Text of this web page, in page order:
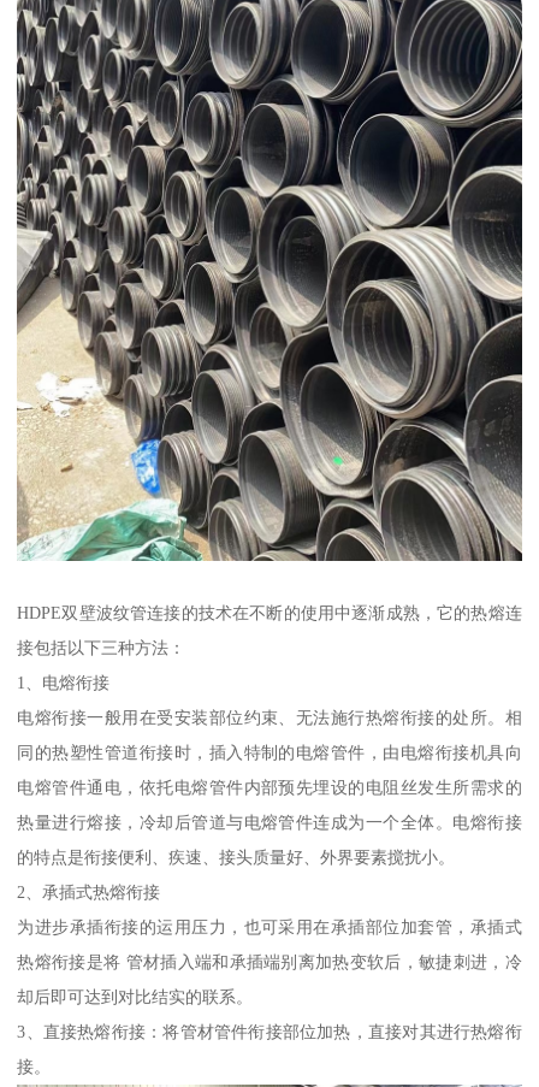
HDPE双壁波纹管连接的技术在不断的使用中逐渐成熟，它的热熔连
接包括以下三种方法：
1、电熔衔接
电熔衔接一般用在受安装部位约束、无法施行热熔衔接的处所。相
同的热塑性管道衔接时，插入特制的电熔管件，由电熔衔接机具向
电熔管件通电，依托电熔管件内部预先埋设的电阻丝发生所需求的
热量进行熔接，冷却后管道与电熔管件连成为一个全体。电熔衔接
的特点是衔接便利、疾速、接头质量好、外界要素搅扰小。
2、承插式热熔衔接
为进步承插衔接的运用压力，也可采用在承插部位加套管，承插式
热熔衔接是将 管材插入端和承插端别离加热变软后，敏捷刺进，冷
却后即可达到对比结实的联系。
3、直接热熔衔接：将管材管件衔接部位加热，直接对其进行热熔衔
接。